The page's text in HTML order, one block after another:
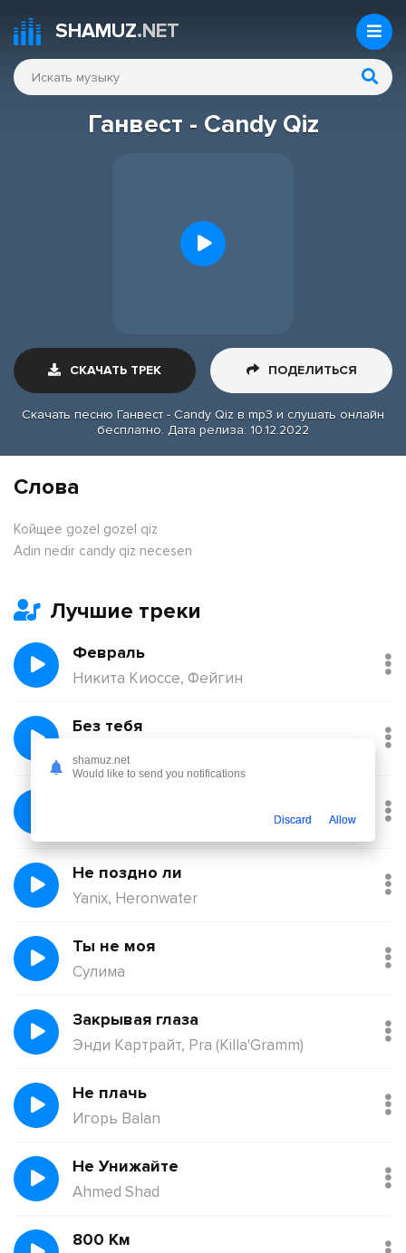
SHAMUZ.NET
Ганвест - Candy Qiz
СКАЧАТЬ ТРЕК ПОДЕЛИТЬСЯ
Скачать песню Ганвест - Candy Qiz в mp3 и слушать онлайн
бесплатно. Дата релиза: 10.12.2022
Слова
Койщее gozel gozel qiz
Adin nedir candy qiz necesen
Лучшие треки
Февраль
Никита Киоссе, Фейгин
Без тебя
Йович
Не поздно ли
Yanix, Heronwater
Ты не моя
Сулима
Закрывая глаза
Энди Картрайт, Pra (Killa'Gramm)
Не плачь
Игорь Balan
Не Унижайте
Ahmed Shad
800 Км
shamuz.net
Would like to send you notifications
Discard Allow